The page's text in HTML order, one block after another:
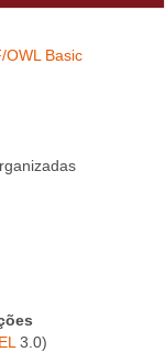
OWL Basic
3.0)